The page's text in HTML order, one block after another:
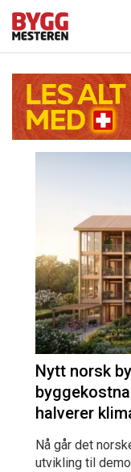
Nytt norsk
halverer
Nå går det
utvikling til